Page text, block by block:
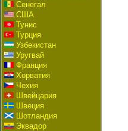
Сенегал
США
Тунис
Турция
Узбекистан
Уругвай
Франция
Хорватия
Чехия
Швейцария
Швеция
Шотландия
Эквадор